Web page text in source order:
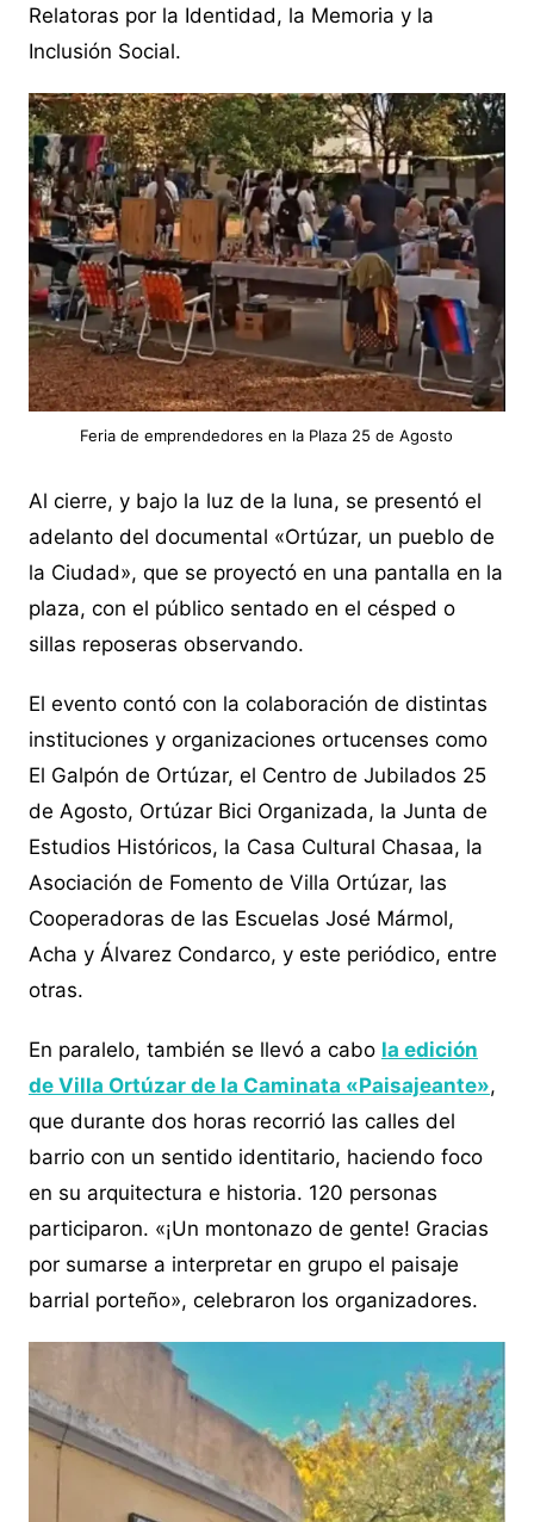
Relatoras por la Identidad, la Memoria y la
Inclusión Social.
Feria de emprendedores en la Plaza 25 de Agosto
Al cierre, y bajo la luz de la luna, se presentó el
adelanto del documental «Ortúzar, un pueblo de
la Ciudad», que se proyectó en una pantalla en la
plaza, con el público sentado en el césped o
sillas reposeras observando.
El evento contó con la colaboración de distintas
instituciones y organizaciones ortucenses como
El Galpón de Ortúzar, el Centro de Jubilados 25
de Agosto, Ortúzar Bici Organizada, la Junta de
Estudios Históricos, la Casa Cultural Chasaa, la
Asociación de Fomento de Villa Ortúzar, las
Cooperadoras de las Escuelas José Mármol,
Acha y Álvarez Condarco, y este periódico, entre
otras.
En paralelo, también se llevó a cabo la edición
de Villa Ortúzar de la Caminata «Paisajeante»,
que durante dos horas recorrió las calles del
barrio con un sentido identitario, haciendo foco
en su arquitectura e historia. 120 personas
participaron. «¡Un montonazo de gente! Gracias
por sumarse a interpretar en grupo el paisaje
barrial porteño», celebraron los organizadores.